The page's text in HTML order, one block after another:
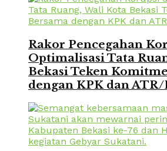
Rakor Pencegahan
Optimalisasi Tata
Bekasi Teken
dengan KPK dan ATR/